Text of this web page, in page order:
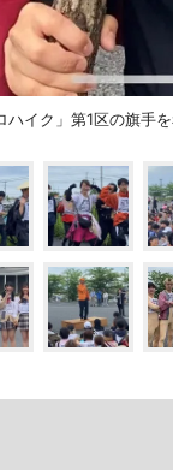
ハイク」第1区の旗手